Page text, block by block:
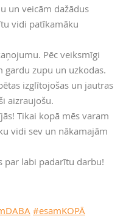
un veicām dažādus
vidi patīkamāku
Pēc veiksmīgi
gardu zupu un uzkodas.
izglītojošas un jautras
aizraujošu.
Tikai kopā mēs varam
vidi sev un nākamajām
par labi padarītu darbu!
#esamKOPĀ